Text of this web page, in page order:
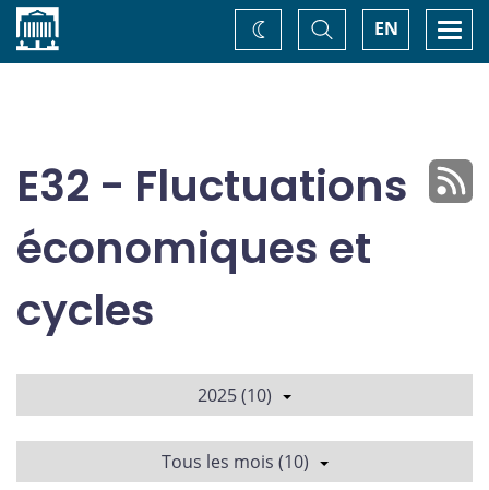
Accueil EN
Basculer
la
recherche
Changez
de
E32 - Fluctuations
économiques et
cycles
2025 (10)
Tous les mois (10)